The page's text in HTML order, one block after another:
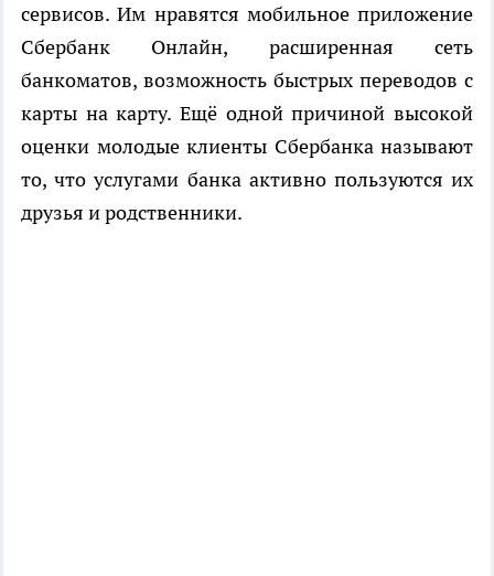
сервисов. Им нравятся мобильное приложение
Сбербанк Онлайн, расширенная сеть
банкоматов, возможность быстрых переводов с
карты на карту. Ещё одной причиной высокой
оценки молодые клиенты Сбербанка называют
то, что услугами банка активно пользуются их
друзья и родственники.